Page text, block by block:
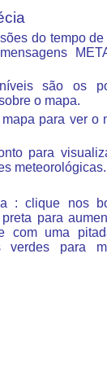
do tempo de
são os
o mapa.
para ver o
para
meteorológicas.
: clique nos
para
com uma
para